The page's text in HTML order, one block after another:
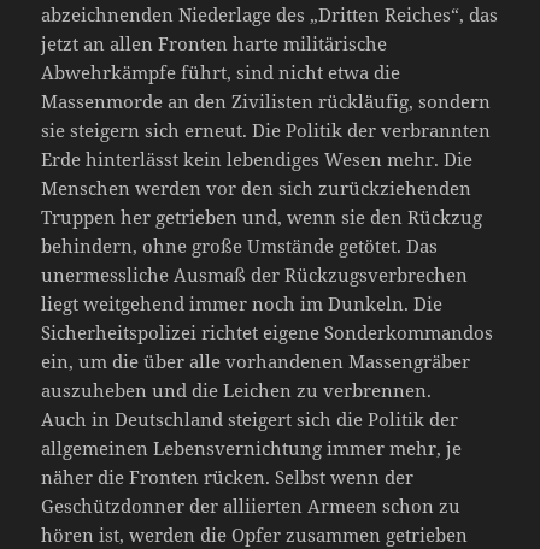
abzeichnenden Niederlage des „Dritten Reiches“, das
jetzt an allen Fronten harte militärische
Abwehrkämpfe führt, sind nicht etwa die
Massenmorde an den Zivilisten rückläufig, sondern
sie steigern sich erneut. Die Politik der verbrannten
Erde hinterlässt kein lebendiges Wesen mehr. Die
Menschen werden vor den sich zurückziehenden
Truppen her getrieben und, wenn sie den Rückzug
behindern, ohne große Umstände getötet. Das
unermessliche Ausmaß der Rückzugsverbrechen
liegt weitgehend immer noch im Dunkeln. Die
Sicherheitspolizei richtet eigene Sonderkommandos
ein, um die über alle vorhandenen Massengräber
auszuheben und die Leichen zu verbrennen.
Auch in Deutschland steigert sich die Politik der
allgemeinen Lebensvernichtung immer mehr, je
näher die Fronten rücken. Selbst wenn der
Geschützdonner der alliierten Armeen schon zu
hören ist, werden die Opfer zusammen getrieben